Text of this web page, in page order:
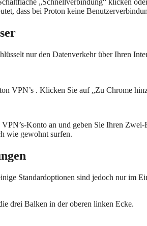
„Schnellverbindung“ klicken
dass bei Proton keine
nur den Datenverkehr über Ihren
VPN’s . Klicken Sie auf „Zu Chrome
Konto an und geben Sie Ihren
wie gewohnt surfen.
Standardoptionen sind jedoch nur
drei Balken in der oberen linken Ecke.